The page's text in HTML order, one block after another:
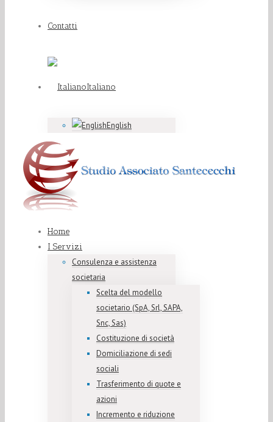
Contatti
Italiano
English
Home
I Servizi
Consulenza e assistenza
societaria
Scelta del modello
societario (SpA, Srl, SAPA,
Snc, Sas)
Costituzione di società
Domiciliazione di sedi
sociali
Trasferimento di quote e
azioni
Incremento e riduzione